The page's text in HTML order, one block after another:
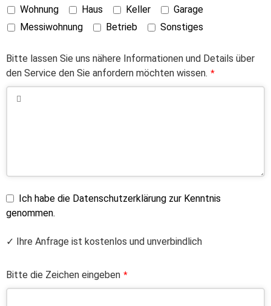
Wohnung Haus Keller
Garage
Messiwohnung
Betrieb Sonstiges
Bitte lassen Sie uns nähere Informationen und Details über
den Service den Sie anfordern möchten wissen. *
Ich habe die Datenschutzerklärung zur Kenntnis
genommen.
✓ Ihre Anfrage ist kostenlos und unverbindlich
Bitte die Zeichen eingeben *